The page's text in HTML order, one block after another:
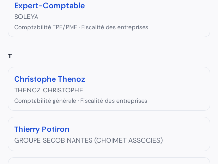
Expert-Comptable
SOLEYA
Comptabilité TPE/PME · Fiscalité des entreprises
T
Christophe Thenoz
THENOZ CHRISTOPHE
Comptabilité générale · Fiscalité des entreprises
Thierry Potiron
GROUPE SECOB NANTES (CHOIMET ASSOCIES)